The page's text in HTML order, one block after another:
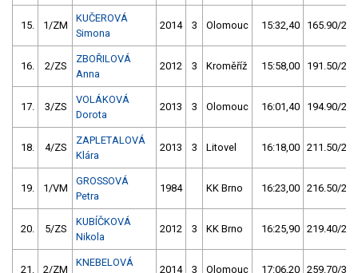
15. 1/ZM
KUČEROVÁ
Simona
2014 3 Olomouc 15:32,40 165.90/
16. 2/ZS
ZBOŘILOVÁ
Anna
2012 3 Kroměříž 15:58,00 191.50/
17. 3/ZS
VOLÁKOVÁ
Dorota
2013 3 Olomouc 16:01,40 194.90/
18. 4/ZS
ZAPLETALOVÁ
Klára
2013 3 Litovel 16:18,00 211.50/
19. 1/VM
GROSSOVÁ
Petra
1984 KK Brno 16:23,00 216.50/
20. 5/ZS
KUBÍČKOVÁ
Nikola
2012 3 KK Brno 16:25,90 219.40/
21. 2/ZM
KNEBELOVÁ
2014 3 Olomouc 17:06,20 259.70/